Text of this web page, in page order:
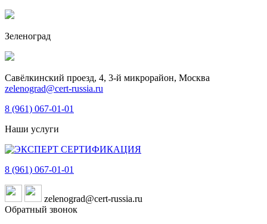
Зеленоград
Савёлкинский проезд, 4, 3-й микрорайон, Москва
zelenograd@cert-russia.ru
8 (961) 067-01-01
Наши услуги
8 (961) 067-01-01
zelenograd@cert-russia.ru
Обратный звонок